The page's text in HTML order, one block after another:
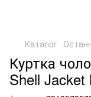
Каталог
Куртка
Shell Jacket